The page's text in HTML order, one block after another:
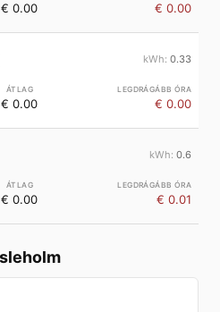
€ 0.00 € 0.00
0.33
€ 0.00 € 0.00
0.6
€ 0.00 € 0.01